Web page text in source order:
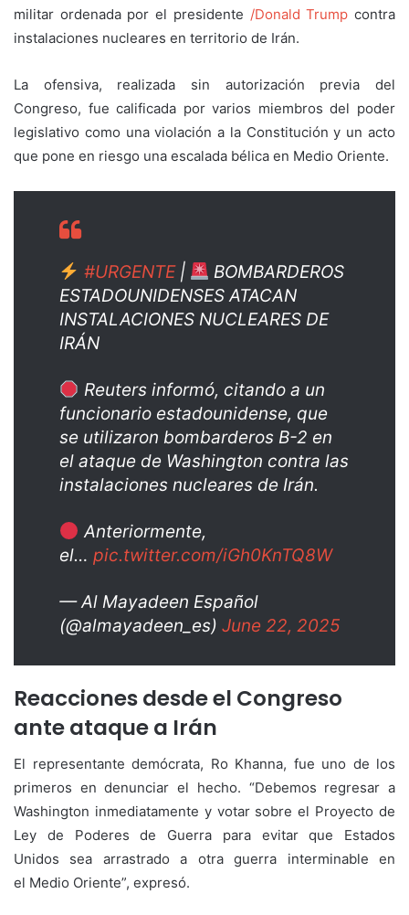
militar ordenada por el presidente /Donald Trump contra
instalaciones nucleares en territorio de Irán.
La ofensiva, realizada sin autorización previa del
Congreso, fue calificada por varios miembros del poder
legislativo como una violación a la Constitución y un acto
que pone en riesgo una escalada bélica en Medio Oriente.
#URGENTE|
BOMBARDEROS
ESTADOUNIDENSES ATACAN
INSTALACIONES NUCLEARES DE
IRÁN
Reuters informó, citando a un
funcionario estadounidense, que
se utilizaron bombarderos B-2 en
el ataque de Washington contra las
instalaciones nucleares de Irán.
Anteriormente,
el… pic.twitter.com/iGh0KnTQ8W
— Al Mayadeen Español
(@almayadeen_es) June 22, 2025
Reacciones desde el Congreso
ante ataque a Irán
El representante demócrata, Ro Khanna, fue uno de los
primeros en denunciar el hecho. “Debemos regresar a
Washington inmediatamente y votar sobre el Proyecto de
Ley de Poderes de Guerra para evitar que Estados
Unidos sea arrastrado a otra guerra interminable en
el Medio Oriente”, expresó.